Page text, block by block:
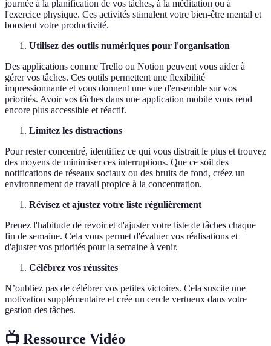
journée à la planification de vos tâches, à la méditation ou à
l'exercice physique. Ces activités stimulent votre bien-être mental et
boostent votre productivité.
Utilisez des outils numériques pour l'organisation
Des applications comme Trello ou Notion peuvent vous aider à
gérer vos tâches. Ces outils permettent une flexibilité
impressionnante et vous donnent une vue d'ensemble sur vos
priorités. Avoir vos tâches dans une application mobile vous rend
encore plus accessible et réactif.
Limitez les distractions
Pour rester concentré, identifiez ce qui vous distrait le plus et trouvez
des moyens de minimiser ces interruptions. Que ce soit des
notifications de réseaux sociaux ou des bruits de fond, créez un
environnement de travail propice à la concentration.
Révisez et ajustez votre liste régulièrement
Prenez l'habitude de revoir et d'ajuster votre liste de tâches chaque
fin de semaine. Cela vous permet d'évaluer vos réalisations et
d'ajuster vos priorités pour la semaine à venir.
Célébrez vos réussites
N’oubliez pas de célébrer vos petites victoires. Cela suscite une
motivation supplémentaire et crée un cercle vertueux dans votre
gestion des tâches.
📺 Ressource Vidéo